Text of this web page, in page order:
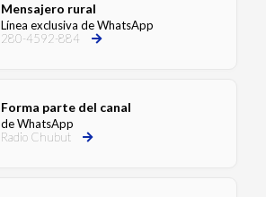
Mensajero rural
Línea exclusiva de WhatsApp
280-4592-884
Forma parte del canal
de WhatsApp
Radio Chubut